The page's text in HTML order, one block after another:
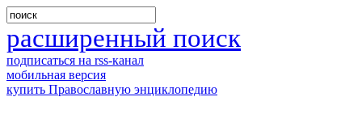
расширенный поиск
подписаться на rss-канал
мобильная версия
купить Православную энциклопедию